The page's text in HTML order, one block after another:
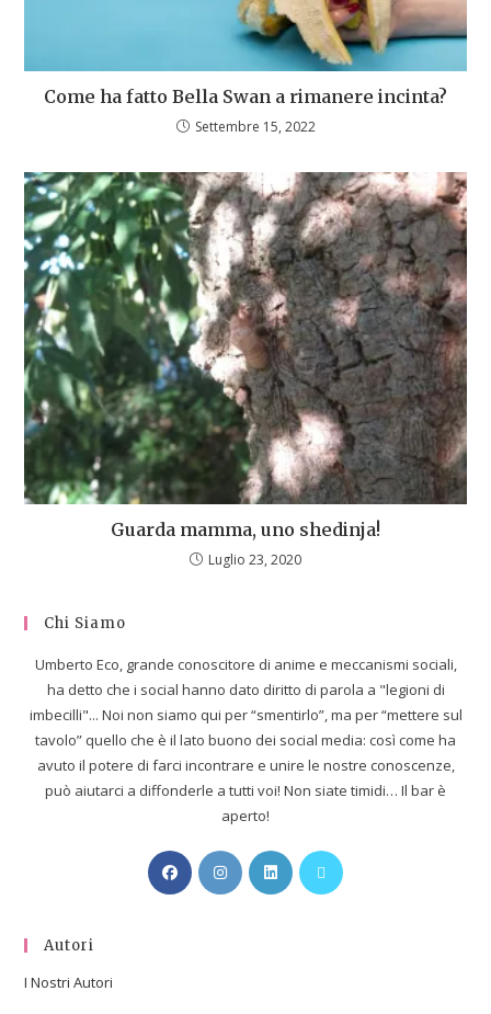
Come ha fatto Bella Swan a rimanere incinta?
Settembre 15, 2022
Guarda mamma, uno shedinja!
Luglio 23, 2020
Chi Siamo
Umberto Eco, grande conoscitore di anime e meccanismi sociali,
ha detto che i social hanno dato diritto di parola a "legioni di
imbecilli"... Noi non siamo qui per “smentirlo”, ma per “mettere sul
tavolo” quello che è il lato buono dei social media: così come ha
avuto il potere di farci incontrare e unire le nostre conoscenze,
può aiutarci a diffonderle a tutti voi! Non siate timidi… Il bar è
aperto!
Autori
I Nostri Autori